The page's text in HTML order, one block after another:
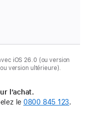
iOS 26.0 (ou version
version ultérieure).
l’achat.
le 0800 845 123.